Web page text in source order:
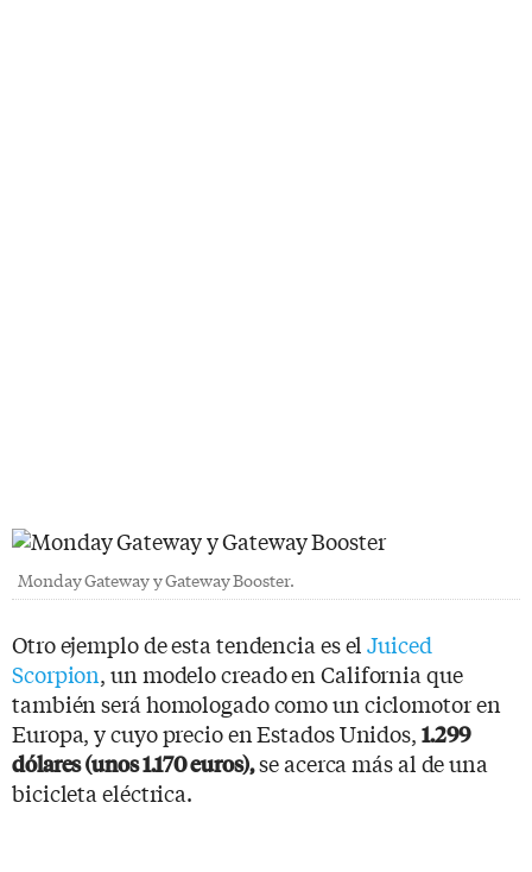
Monday Gateway y Gateway Booster.
Otro ejemplo de esta tendencia es elJuiced
Scorpion, un modelo creado en California que
también será homologado como un ciclomotor en
Europa, y cuyo precio en Estados Unidos, 1.299
dólares (unos 1.170 euros),se acerca más al de una
bicicleta eléctrica.